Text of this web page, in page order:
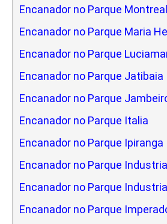
Encanador no Parque Montreal
Encanador no Parque Maria
Encanador no Parque
Encanador no Parque Jatibaia
Encanador no Parque
Encanador no Parque Italia
Encanador no Parque Ipiranga
Encanador no Parque
Encanador no Parque
Encanador no Parque